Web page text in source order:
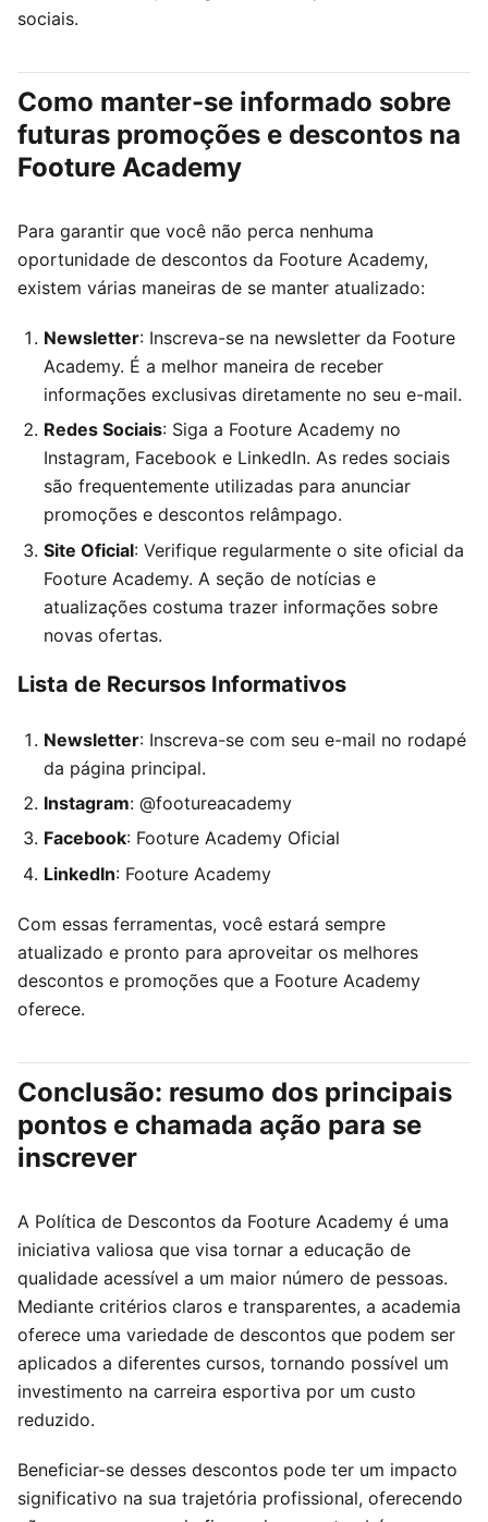
sociais.
Como manter-se informado sobre
futuras promoções e descontos na
Footure Academy
Para garantir que você não perca nenhuma
oportunidade de descontos da Footure Academy,
existem várias maneiras de se manter atualizado:
Newsletter: Inscreva-se na newsletter da Footure
Academy. É a melhor maneira de receber
informações exclusivas diretamente no seu e-mail.
Redes Sociais: Siga a Footure Academy no
Instagram, Facebook e LinkedIn. As redes sociais
são frequentemente utilizadas para anunciar
promoções e descontos relâmpago.
Site Oficial: Verifique regularmente o site oficial da
Footure Academy. A seção de notícias e
atualizações costuma trazer informações sobre
novas ofertas.
Lista de Recursos Informativos
Newsletter: Inscreva-se com seu e-mail no rodapé
da página principal.
Instagram: @footureacademy
Facebook: Footure Academy Oficial
LinkedIn: Footure Academy
Com essas ferramentas, você estará sempre
atualizado e pronto para aproveitar os melhores
descontos e promoções que a Footure Academy
oferece.
Conclusão: resumo dos principais
pontos e chamada ação para se
inscrever
A Política de Descontos da Footure Academy é uma
iniciativa valiosa que visa tornar a educação de
qualidade acessível a um maior número de pessoas.
Mediante critérios claros e transparentes, a academia
oferece uma variedade de descontos que podem ser
aplicados a diferentes cursos, tornando possível um
investimento na carreira esportiva por um custo
reduzido.
Beneficiar-se desses descontos pode ter um impacto
significativo na sua trajetória profissional, oferecendo